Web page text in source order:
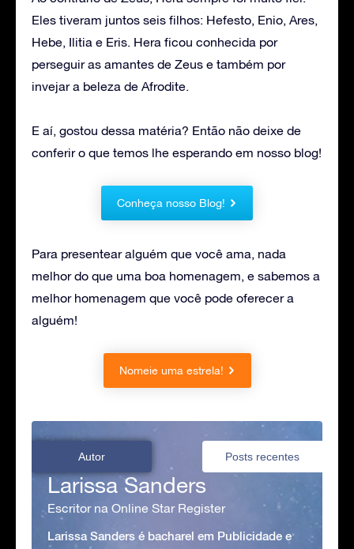
Eles tiveram juntos seis filhos: Hefesto, Enio, Ares,
Hebe, Ilitia e Eris. Hera ficou conhecida por
perseguir as amantes de Zeus e também por
invejar a beleza de Afrodite.
E aí, gostou dessa matéria? Então não deixe de
conferir o que temos lhe esperando em nosso blog!
Conheça nosso Blog!
Para presentear alguém que você ama, nada
melhor do que uma boa homenagem, e sabemos a
melhor homenagem que você pode oferecer a
alguém!
Nomeie uma estrela!
Autor Posts recentes
Larissa Sanders
Escritor na Online Star Register
Larissa Sanders é bacharel em Publicidade e